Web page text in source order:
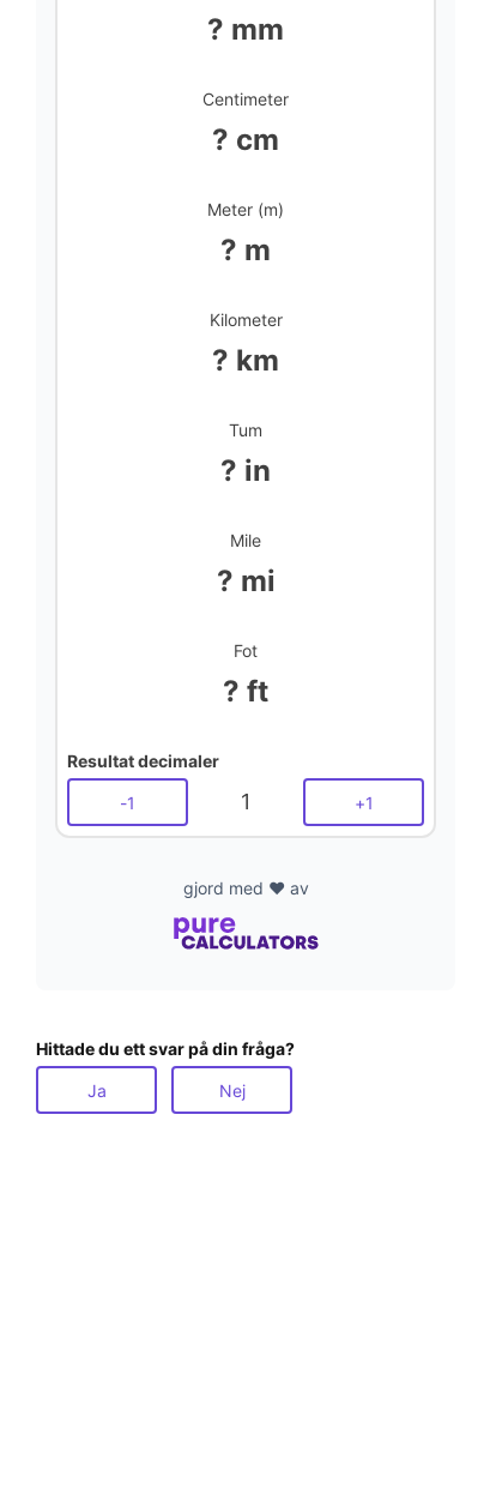
? mm
Centimeter
? cm
Meter (m)
? m
Kilometer
? km
Tum
? in
Mile
? mi
Fot
? ft
Resultat decimaler
-1 1 +1
gjord med ❤️ av
Hittade du ett svar på din fråga?
Ja Nej